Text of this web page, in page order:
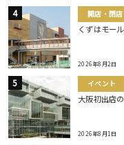
開店・閉店
くずはモー
2026年8月2日
イベント
大阪初出店
2026年8月1日